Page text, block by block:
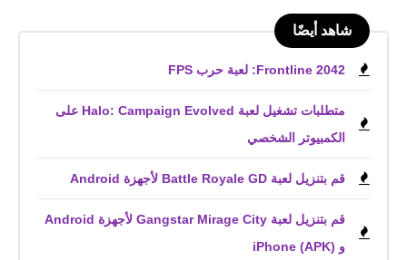
شاهد أيضًا
Frontline 2042: لعبة حرب FPS
متطلبات تشغيل لعبة Halo: Campaign Evolved على
الكمبيوتر الشخصي
قم بتنزيل لعبة Battle Royale GD لأجهزة Android
قم بتنزيل لعبة Gangstar Mirage City لأجهزة Android
و iPhone (APK)